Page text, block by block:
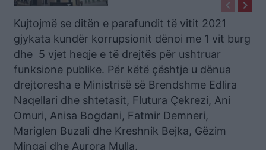
Ministrisë së Brendshme
keyboard_arrow_left keyboard_arrow_right
Kujtojmë se ditën e parafundit të vitit 2021
gjykata kundër korrupsionit dënoi me 1 vit burg
dhe 5 vjet heqje e të drejtës për ushtruar
funksione publike. Për këtë çështje u dënua
drejtoresha e Ministrisë së Brendshme Edlira
Naqellari dhe shtetasit, Flutura Çekrezi, Ani
Omuri, Anisa Bogdani, Fatmir Demneri,
Mariglen Buzali dhe Kreshnik Bejka, Gëzim
Mingaj dhe Aurora Mulla.